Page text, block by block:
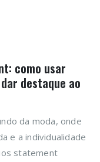
como usar
destaque ao
da moda, onde
e a individualidade
statement